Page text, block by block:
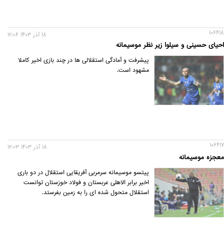
106418
احیای حسینی و سیلوا زیر نظر موسیمانه
18 آذر 1403 12:06
پیشرفت و آمادگی استقلالی ها در چند بازی اخیر کاملا
مشهود است.
106417
معجزه موسیمانه
18 آذر 1403 12:03
پیتسو موسیمانه سرمربی آفریقایی استقلال در دو باری
اخیر برابر الاهلی عربستان و فولاد خوزستان توانست
استقلال متحول شده ای را به زمین بفرستد.